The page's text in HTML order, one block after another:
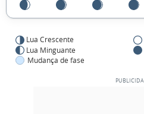
Lua Crescente
Lua Minguante
Mudança de fase